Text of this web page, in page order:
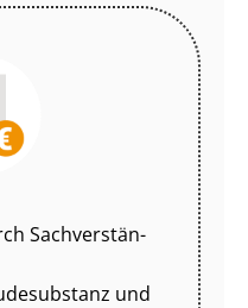
Sach­ver­stän­
und